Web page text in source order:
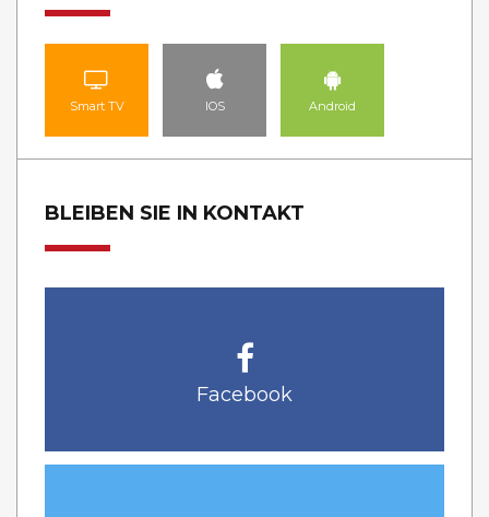
Smart TV IOS Android
BLEIBEN SIE IN KONTAKT
Facebook